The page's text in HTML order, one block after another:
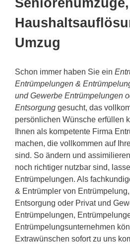
Seniorenumzüge,
Umzug
Schon immer haben Sie ein
Entrümpelungen &
und Gewerbe Entrümpelungen
Entsorgung gesucht, das
persönlichen Wünsche erfüllen
Ihnen als kompetente Firma
machen, die vollkommen auf
sind. So ändern und
noch richtiger nutzbar sind,
Entrümpelungen. Als
& Entrümpler von
Entsorgung oder Privat und
Entrümpelungen,
Entrümpelungsunternehmen
Extrawünschen sofort zu uns